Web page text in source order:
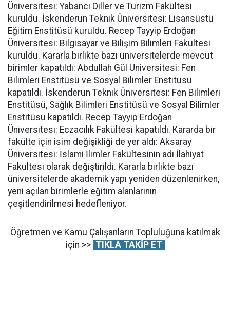
Üniversitesi: Yabancı Diller ve Turizm Fakültesi
kuruldu. İskenderun Teknik Üniversitesi: Lisansüstü
Eğitim Enstitüsü kuruldu. Recep Tayyip Erdoğan
Üniversitesi: Bilgisayar ve Bilişim Bilimleri Fakültesi
kuruldu. Kararla birlikte bazı üniversitelerde mevcut
birimler kapatıldı: Abdullah Gül Üniversitesi: Fen
Bilimleri Enstitüsü ve Sosyal Bilimler Enstitüsü
kapatıldı. İskenderun Teknik Üniversitesi: Fen Bilimleri
Enstitüsü, Sağlık Bilimleri Enstitüsü ve Sosyal Bilimler
Enstitüsü kapatıldı. Recep Tayyip Erdoğan
Üniversitesi: Eczacılık Fakültesi kapatıldı. Kararda bir
fakülte için isim değişikliği de yer aldı: Aksaray
Üniversitesi: İslami İlimler Fakültesinin adı İlahiyat
Fakültesi olarak değiştirildi. Kararla birlikte bazı
üniversitelerde akademik yapı yeniden düzenlenirken,
yeni açılan birimlerle eğitim alanlarının
çeşitlendirilmesi hedefleniyor.
Öğretmen ve Kamu Çalışanların Topluluğuna katılmak
için >> TIKLA TAKİP ET